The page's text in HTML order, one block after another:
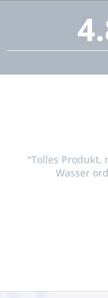
"Tolles Produkt,
Wasser